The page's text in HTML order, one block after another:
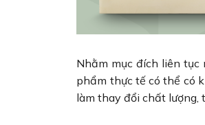
Nhằm mục đích liên tục
phẩm thực tế có thể có
làm thay đổi chất lượng,